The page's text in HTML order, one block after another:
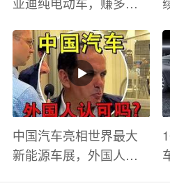
有哪些？
中国汽车亮相世界最大
新能源车展，外国人怎